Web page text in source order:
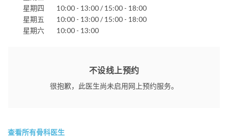
星期四
10:00 - 13:00 / 15:00 - 18:00
星期五
10:00 - 13:00 / 15:00 - 18:00
星期六
10:00 - 13:00
不设线上预约
很抱歉，此医生尚未启用网上预约服务。
查看所有骨科医生